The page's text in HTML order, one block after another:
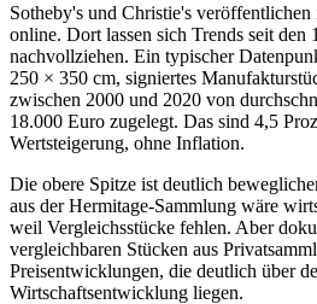
Sotheby's und Christie's veröffentlichen
online. Dort lassen sich Trends seit den
nachvollziehen. Ein typischer
250 × 350 cm, signiertes
zwischen 2000 und 2020 von
18.000 Euro zugelegt. Das sind 4,5
Wertsteigerung, ohne Inflation.
Die obere Spitze ist deutlich
aus der Hermitage-Sammlung wäre
weil Vergleichsstücke fehlen. Aber
vergleichbaren Stücken aus
Preisentwicklungen, die deutlich über
Wirtschaftsentwicklung liegen.